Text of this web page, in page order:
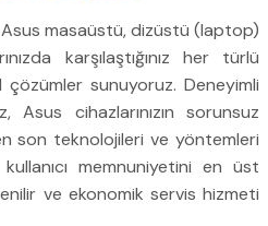
Asus masaüstü, dizüstü (laptop)
karşılaştığınız her türlü
sunuyoruz. Deneyimli
cihazlarınızın sorunsuz
son teknolojileri ve yöntemleri
kullanıcı memnuniyetini en üst
ve ekonomik servis hizmeti